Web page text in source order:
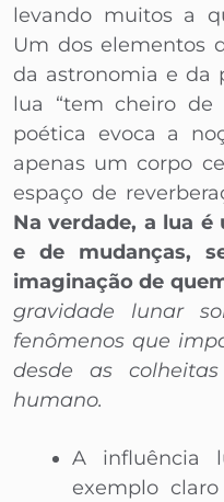
levando muitos a
Um dos elementos
da astronomia e da
lua “tem cheiro de
poética evoca a
apenas um corpo
espaço de
Na verdade, a lua
e de mudanças,
imaginação de
gravidade lunar
fenômenos que
desde as
humano.
A influência
exemplo